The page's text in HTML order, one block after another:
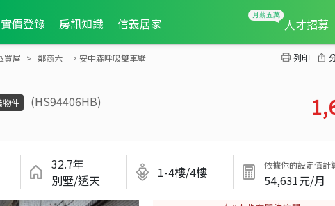
實價登錄 房訊知識 信義居家 人才招募
買屋 鄰商六十，安中森呼吸雙車墅 列印
物件
(HS94406HB)
32.7年
別墅/透天
1-4樓/4樓 依據你的設定值計
54,631元/月